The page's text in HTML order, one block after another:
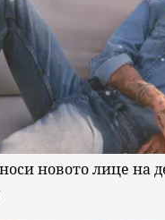
новото лице на